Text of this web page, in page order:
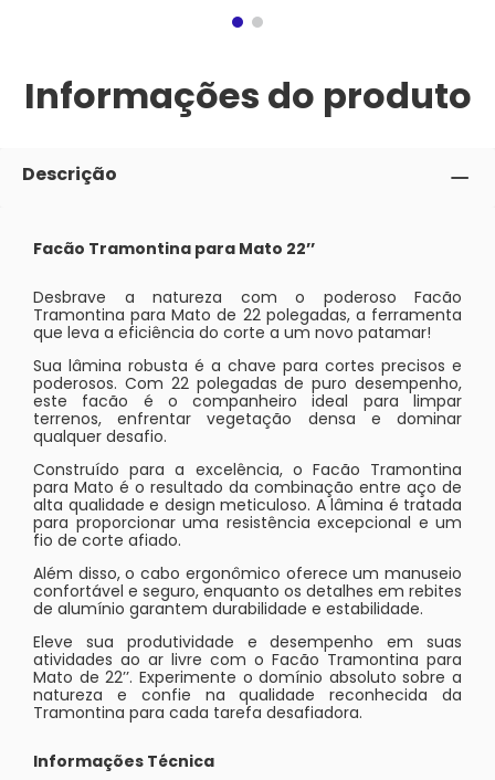
Informações do produto
Descrição
Facão Tramontina para Mato 22’’
Desbrave a natureza com o poderoso Facão
Tramontina para Mato de 22 polegadas, a ferramenta
que leva a eficiência do corte a um novo patamar!
Sua lâmina robusta é a chave para cortes precisos e
poderosos. Com 22 polegadas de puro desempenho,
este facão é o companheiro ideal para limpar
terrenos, enfrentar vegetação densa e dominar
qualquer desafio.
Construído para a excelência, o Facão Tramontina
para Mato é o resultado da combinação entre aço de
alta qualidade e design meticuloso. A lâmina é tratada
para proporcionar uma resistência excepcional e um
fio de corte afiado.
Além disso, o cabo ergonômico oferece um manuseio
confortável e seguro, enquanto os detalhes em rebites
de alumínio garantem durabilidade e estabilidade.
Eleve sua produtividade e desempenho em suas
atividades ao ar livre com o Facão Tramontina para
Mato de 22’’. Experimente o domínio absoluto sobre a
natureza e confie na qualidade reconhecida da
Tramontina para cada tarefa desafiadora.
Informações Técnica